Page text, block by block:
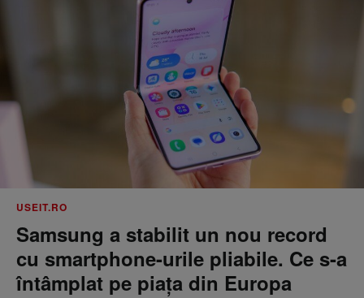
USEIT.RO
Samsung a stabilit un nou record
cu smartphone-urile pliabile. Ce s-a
întâmplat pe piața din Europa